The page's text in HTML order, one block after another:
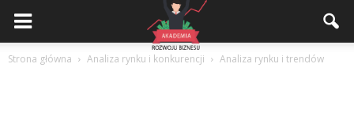
Akademiarozwojubiznesu.pl
Strona główna Analiza rynku i konkurencji Analiza rynku i trendów